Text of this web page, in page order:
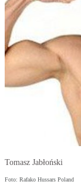
Tomasz Jabłoński
Foto: Rafako Hussars Poland